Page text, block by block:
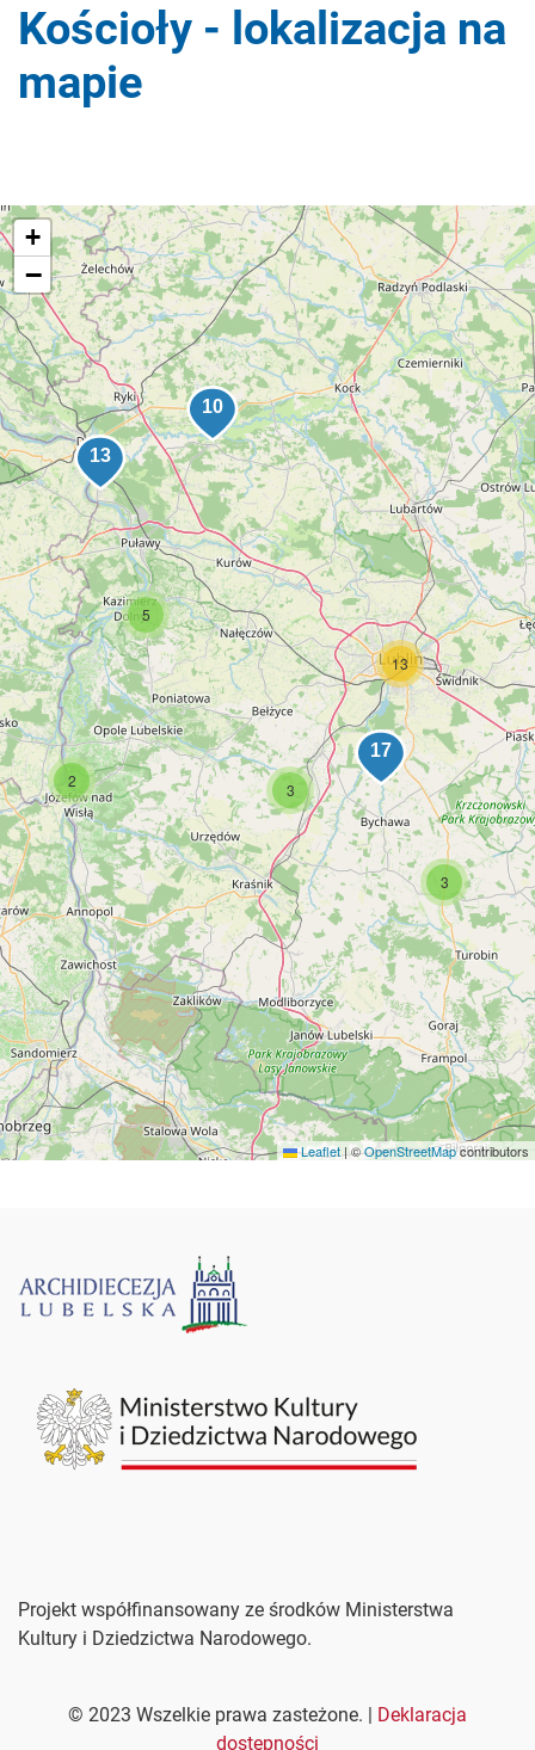
Kościoły - lokalizacja na
mapie
3
5
2 3
13
+
−
Leaflet |©OpenStreetMapcontributors
Projekt współfinansowany ze środków Ministerstwa
Kultury i Dziedzictwa Narodowego.
© 2023 Wszelkie prawa zasteżone. | Deklaracja
dostępności